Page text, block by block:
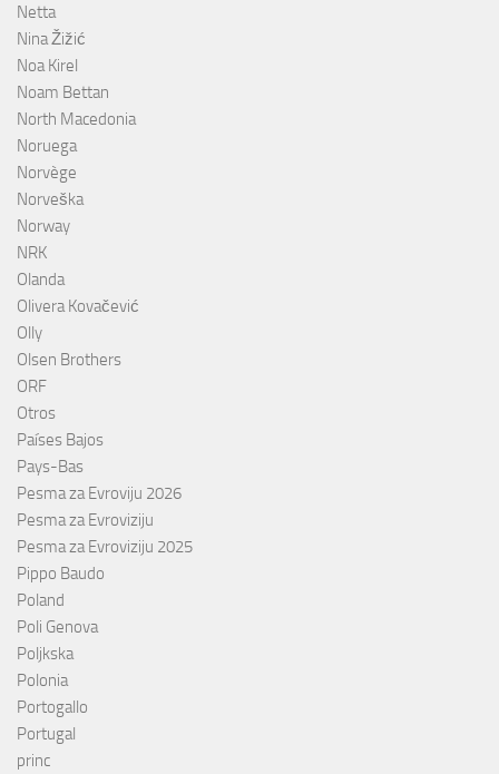
Netta
Nina Žižić
Noa Kirel
Noam Bettan
North Macedonia
Noruega
Norvège
Norveška
Norway
NRK
Olanda
Olivera Kovačević
Olly
Olsen Brothers
ORF
Otros
Países Bajos
Pays-Bas
Pesma za Evroviju 2026
Pesma za Evroviziju
Pesma za Evroviziju 2025
Pippo Baudo
Poland
Poli Genova
Poljkska
Polonia
Portogallo
Portugal
princ